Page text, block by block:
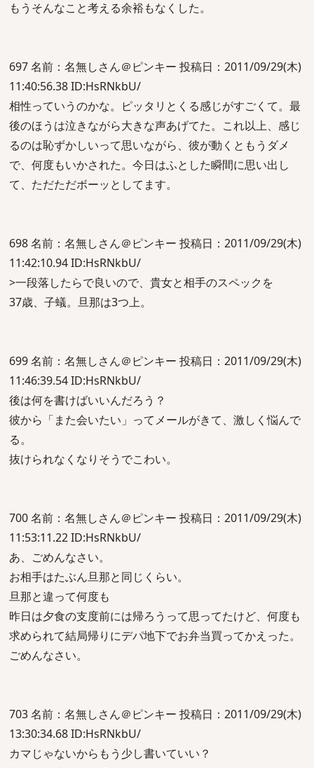
もうそんなこと考える余裕もなくした。
697 名前：名無しさん＠ピンキー 投稿日：2011/09/29(木)
11:40:56.38 ID:HsRNkbU/
相性っていうのかな。ピッタリとくる感じがすごくて。最
後のほうは泣きながら大きな声あげてた。これ以上、感じ
るのは恥ずかしいって思いながら、彼が動くともうダメ
で、何度もいかされた。今日はふとした瞬間に思い出し
て、ただただボーッとしてます。
698 名前：名無しさん＠ピンキー 投稿日：2011/09/29(木)
11:42:10.94 ID:HsRNkbU/
>一段落したらで良いので、貴女と相手のスペックを
37歳、子蟻。旦那は3つ上。
699 名前：名無しさん＠ピンキー 投稿日：2011/09/29(木)
11:46:39.54 ID:HsRNkbU/
後は何を書けばいいんだろう？
彼から「また会いたい」ってメールがきて、激しく悩んで
る。
抜けられなくなりそうでこわい。
700 名前：名無しさん＠ピンキー 投稿日：2011/09/29(木)
11:53:11.22 ID:HsRNkbU/
あ、ごめんなさい。
お相手はたぶん旦那と同じくらい。
旦那と違って何度も
昨日は夕食の支度前には帰ろうって思ってたけど、何度も
求められて結局帰りにデパ地下でお弁当買ってかえった。
ごめんなさい。
703 名前：名無しさん＠ピンキー 投稿日：2011/09/29(木)
13:30:34.68 ID:HsRNkbU/
カマじゃないからもう少し書いていい？